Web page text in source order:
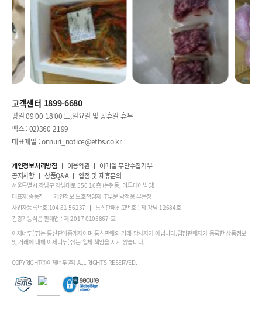
고객센터 1899-6680
평일 09:00-18:00 토,일요일 및 공휴일 휴무
팩스 : 02)360-2199
대표메일 : onnuri_notice@etbs.co.kr
개인정보처리방침 이용약관
이메일 무단수집거부
공지사항
상품Q&A 입점 및 제휴문의
서울특별시 강남구 강남대로 556 16층 (논현동, 이투데이빌딩)
대표자:송동진
개인정보 보호책임자:IT부문 박정용 부문장
사업자등록번호:104-81-56237
통신판매신고번호 : 제 강남-12684호
건강기능식품 판매업 : 제 2017-0105867 호
이제너두(주)는 통신판매중개자이며 통신판매의 거래 당사자가 아닙니다.입점판매자가 등록한 상품정보
및 거래에 대해 이제너두(주)는 일체 책임을 지지 않습니다.
COPYRIGHTⒸ이제너두(주) ALL RIGHTS RESERVED.